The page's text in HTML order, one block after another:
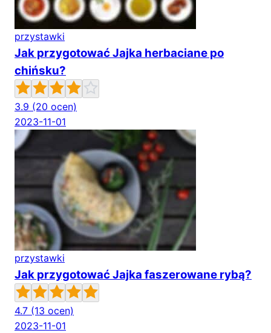
przystawki
Jak przygotować Jajka herbaciane po
chińsku?
3.9 (20 ocen)
2023-11-01
przystawki
Jak przygotować Jajka faszerowane rybą?
4.7 (13 ocen)
2023-11-01